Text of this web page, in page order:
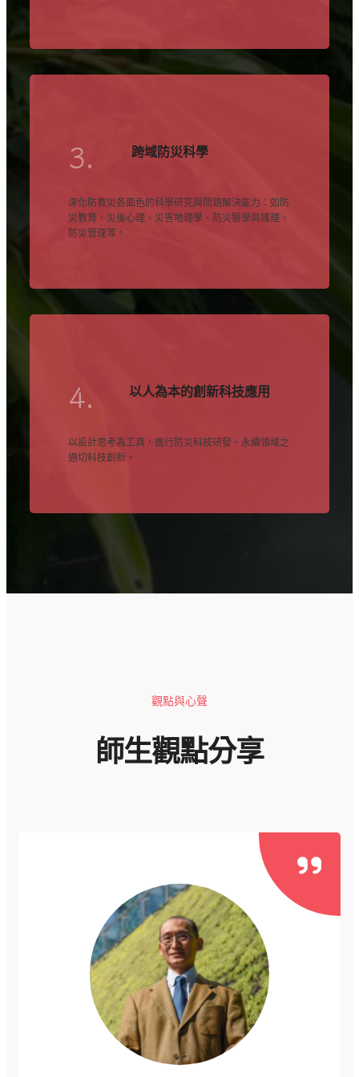
3. 跨域防災科學
深化防救災各面色的科學研究與問題解決能力：如防
災教育、災後心理、災害地理學、防災醫學與護理、
防災管理等。
4. 以人為本的創新科技應用
以設計思考為工具，進行防災科技研發、永續領域之
適切科技創新。
觀點與心聲
師生觀點分享